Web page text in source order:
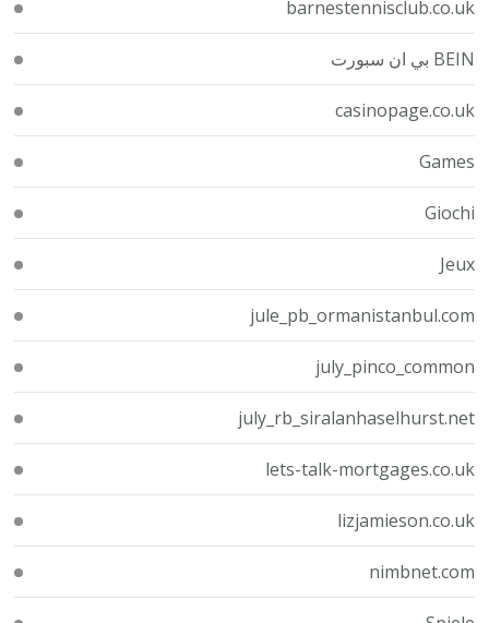
barnestennisclub.co.uk
BEIN بي ان سبورت
casinopage.co.uk
Games
Giochi
Jeux
jule_pb_ormanistanbul.com
july_pinco_common
july_rb_siralanhaselhurst.net
lets-talk-mortgages.co.uk
lizjamieson.co.uk
nimbnet.com